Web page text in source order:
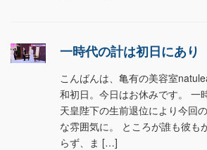
一時代の計は初日にあり
こんばんは、亀有の美容室
和初日。今日はお休みです。 一
天皇陛下の生前退位により今回
な雰囲気に。 ところが誰も彼も
らず、ま […]